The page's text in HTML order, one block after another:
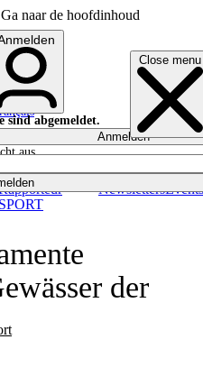
Ga naar de hoofdinhoud
Close menu
NewslettersEvents
sind abgemeldet.
Anmelden
aus
der